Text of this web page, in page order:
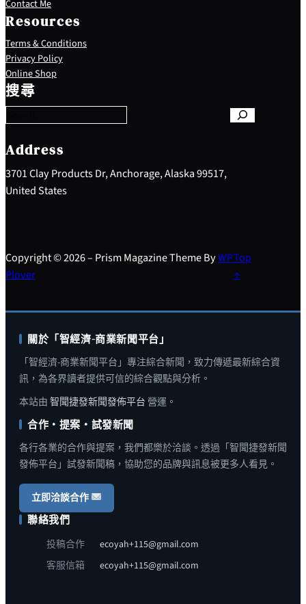
Contact Me
Resources
Terms & Conditions
Privacy Policy
Online Shop
搜尋
S
e
a
c
h
Address
3701 Clay Products Dr, Anchorage, Alaska 99517,
United States
Copyright © 2026 – Prism Magazine Theme ByWP
Plover
Top
↑
關於「智經濟-商業新聞平台」
「智經濟-商業新聞平台」專注綜合新聞，致力傳遞最新綜合資
訊，為各界讀者提供可信的綜合觀點與分析。
本站由 智聞捷發新聞發佈平台 營運。
合作・提案・試發新聞
各行各業的合作與提案，我們都樂於洽談。透過「智聞捷發新聞
發佈平台」試發新聞稿，協助您的品牌與訊息被更多人看見。
立即洽談合作
聯絡我們
投稿合作
ecoyah+115@gmail.com
客服信箱
ecoyah+115@gmail.com